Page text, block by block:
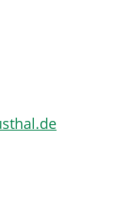
.de